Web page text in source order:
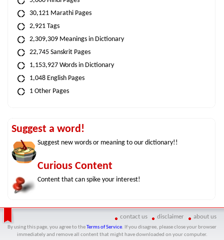
30,121 Marathi Pages
2,921 Tags
2,309,309 Meanings in Dictionary
22,745 Sanskrit Pages
1,153,927 Words in Dictionary
1,048 English Pages
1 Other Pages
Suggest a word!
Suggest new words or meaning to our dictionary!!
Curious Content
Content that can spike your interest!
contact us disclaimer about us
By using this page, you agree to the Terms of Service. If you disagree, please close your browser
immediately and remove all content that might have downloaded on your computer.